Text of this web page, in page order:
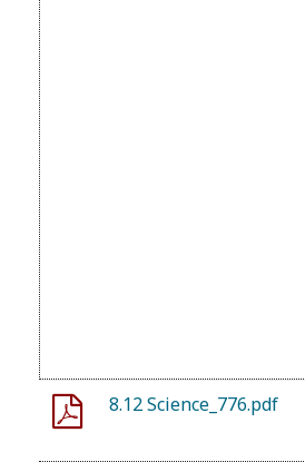
8.12 Science_776.pdf